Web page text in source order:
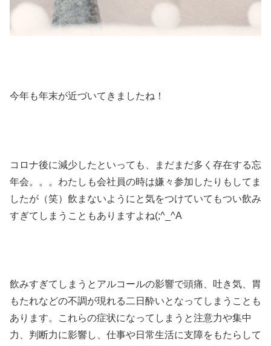
今年も年末が近づいてきましたね！
コロナ後に減少したといっても、まだまだ多く存在する忘
年会。。。わたしも会社員の時は嫌々参加したりもしてま
したが（笑）飲まないようにと気をつけていてもつい飲み
すぎてしまうこともありますよね(;^_^A
飲みすぎてしまうとアルコールの影響で頭痛、吐き気、胃
もたれなどの不調が現れる二日酔いとなってしまうことも
あります。これらの症状になってしまうと注意力や集中
力、判断力に影響し、仕事や日常生活に支障をもたらして